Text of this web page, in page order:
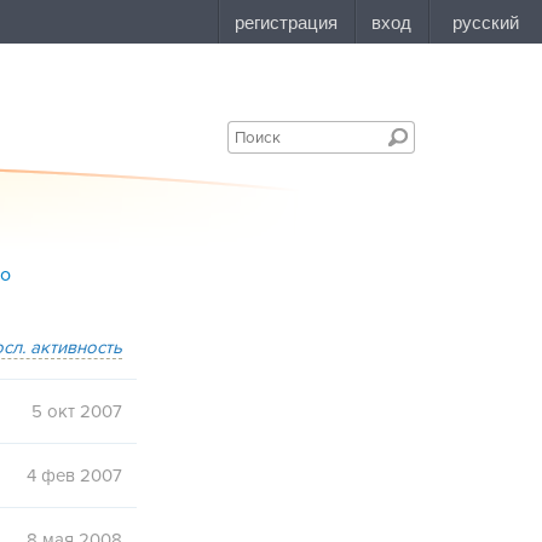
активность
5 окт 2007
4 фев 2007